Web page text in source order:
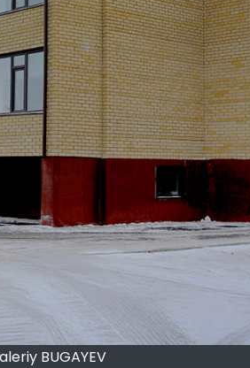
BUGAYEV